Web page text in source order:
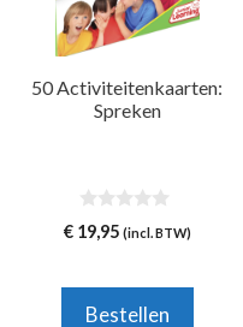
50 Activiteitenkaarten:
Spreken
0
v
5
€19,95 (incl. BTW)
Bestellen